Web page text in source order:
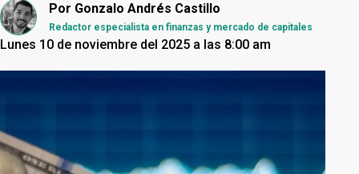
Por Gonzalo Andrés Castillo
Redactor especialista en finanzas y mercado de capitales
Lunes 10 de noviembre del 2025 a las 8:00 am